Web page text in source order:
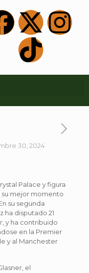
30, 2024
Palace y figura
su mejor momento
su segunda
ha disputado 21
y ha contribuido
en la Premier
y al Manchester
el